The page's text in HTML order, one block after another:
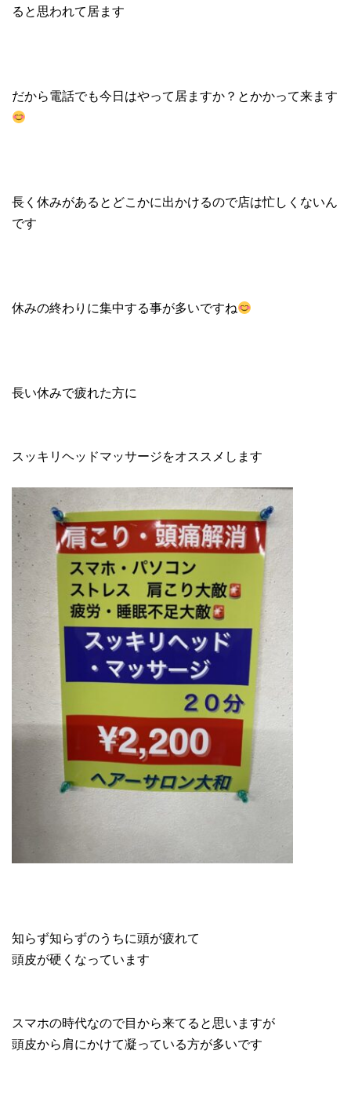
ると思われて居ます
だから電話でも今日はやって居ますか？とかかって来ます
長く休みがあるとどこかに出かけるので店は忙しくないん
です
休みの終わりに集中する事が多いですね
長い休みで疲れた方に
スッキリヘッドマッサージをオススメします
知らず知らずのうちに頭が疲れて
頭皮が硬くなっています
スマホの時代なので目から来てると思いますが
頭皮から肩にかけて凝っている方が多いです